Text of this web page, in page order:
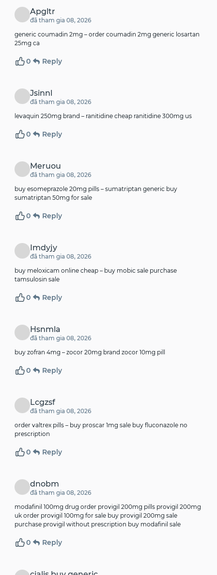
Apgltr
đã tham gia 08, 2026
generic coumadin 2mg – order coumadin 2mg generic losartan
25mg ca
0 Reply
Jsinnl
đã tham gia 08, 2026
levaquin 250mg brand – ranitidine cheap ranitidine 300mg us
0 Reply
Meruou
đã tham gia 08, 2026
buy esomeprazole 20mg pills – sumatriptan generic buy
sumatriptan 50mg for sale
0 Reply
Imdyjy
đã tham gia 08, 2026
buy meloxicam online cheap – buy mobic sale purchase
tamsulosin sale
0 Reply
Hsnmla
đã tham gia 08, 2026
buy zofran 4mg – zocor 20mg brand zocor 10mg pill
0 Reply
Lcgzsf
đã tham gia 08, 2026
order valtrex pills – buy proscar 1mg sale buy fluconazole no
prescription
0 Reply
dnobm
đã tham gia 08, 2026
modafinil 100mg drug order provigil 200mg pills provigil 200mg
uk order provigil 100mg for sale buy provigil 200mg sale
purchase provigil without prescription buy modafinil sale
0 Reply